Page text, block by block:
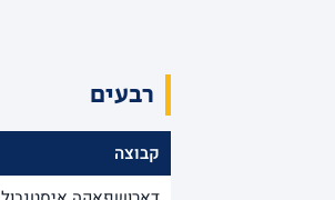
רבעים
קבוצה